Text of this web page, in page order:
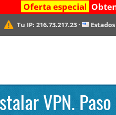
Oferta especial
Tu IP:216.73.217.23 ·
VPN.